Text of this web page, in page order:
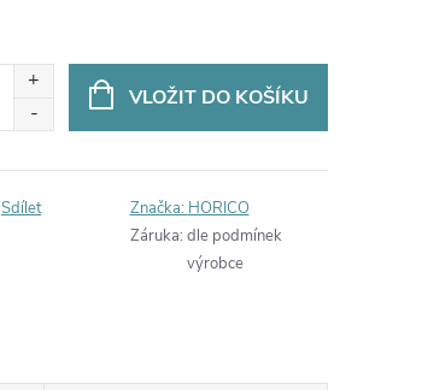
VLOŽIT DO KOŠÍKU
Sdílet Značka: HORICO
Záruka: dle podmínek
výrobce